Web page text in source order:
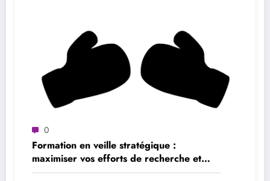
0
Formation en veille stratégique :
maximiser vos efforts de recherche et
d’analyse